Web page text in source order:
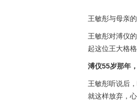
王敏彤与母亲
王敏彤对溥仪
起这位王大格
溥仪55岁那年
王敏彤听说后
就这样放弃，